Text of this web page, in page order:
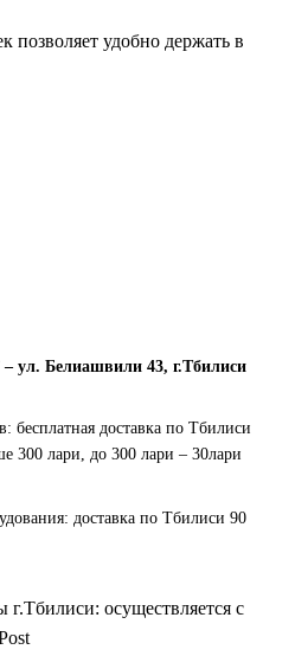
позволяет удобно держать в
ул. Белиашвили 43, г.Тбилиси
бесплатная доставка по Тбилиси
300 лари, до 300 лари – 30лари
доставка по Тбилиси 90
г.Тбилиси: осуществляется с